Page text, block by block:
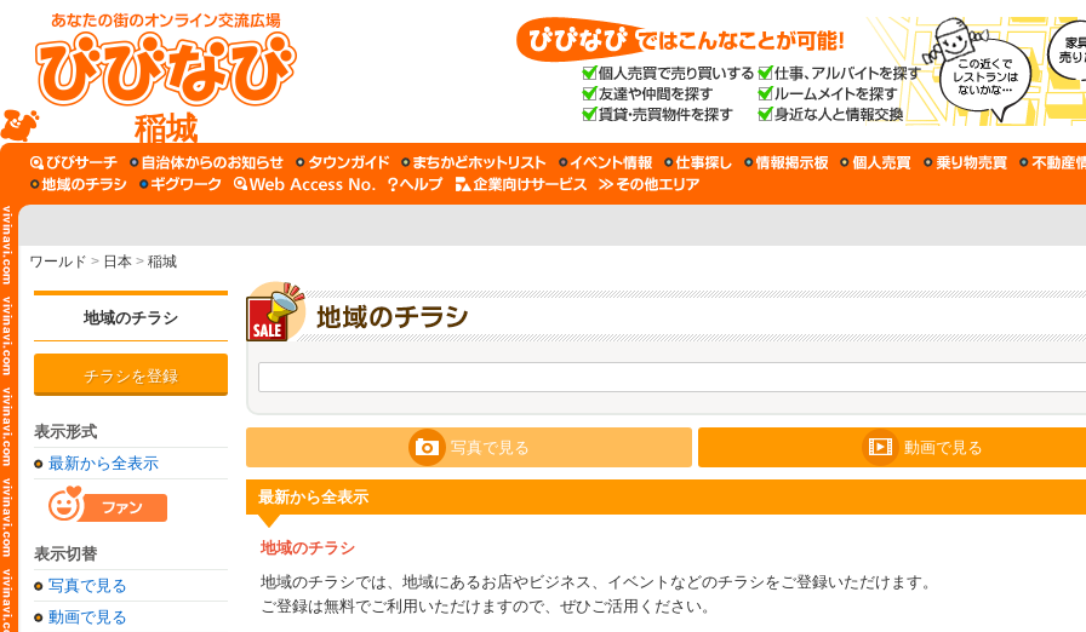
稲城
ワールド > 日本 > 稲城
地域のチラシ
チラシを登録
表示形式
最新から全表示
表示切替
写真で見る
動画で見る
写真で見る 動画で見る
最新から全表示
地域のチラシ
地域のチラシでは、地域にあるお店やビジネス、イベントなどのチラシをご登録いただけます。
ご登録は無料でご利用いただけますので、ぜひご活用ください。